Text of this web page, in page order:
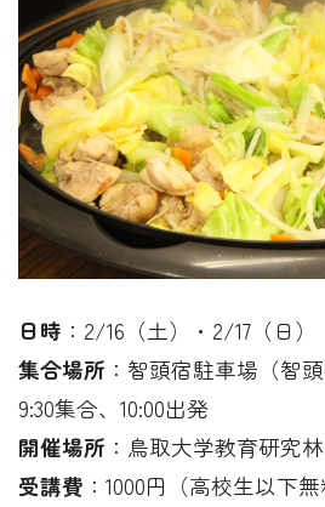
日時 ：2/16（土）・2/17（日）
集合場所 ：智頭宿駐車場（智
9:30集合、10:00出発
開催場所 ：鳥取大学教育研究
受講費 ：1000円（高校生以下